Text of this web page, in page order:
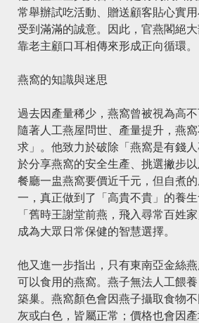
常舉辦試吃活動、贈送顧客貼心實
受到滿滿的誠意。因此，官燕閣絕
靠老主顧口耳相傳來形成正向循環。
燕窩的知識與迷思
過去因產量稀少，燕窩曾被視為高
隨著人工燕屋問世、產量提升，燕
求」。他致力於破除「燕窩是有錢
於分享燕窩的安全生產、挑選撇步
餐廳一盅燕窩要價近千元，但自煮
一，真正做到了「高貴不貴」的養生
「舊時王謝堂前燕，飛入尋常百姓
成為大眾日常保健的智慧選擇。
他又進一步指出，只有東南亞金絲
可以食用的燕窩。燕子無法人工餵
築巢。燕窩顏色會因燕子攝取食物
灰或白色，皆屬正常；價格也會因